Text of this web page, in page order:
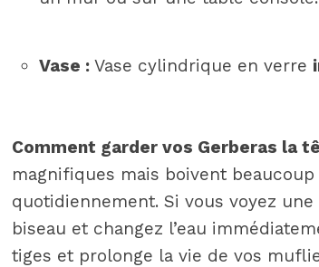
Vase :Vase cylindrique en verre
Comment garder vos Gerberas la
magnifiques mais boivent beaucoup
quotidiennement. Si vous voyez
biseau et changez l’eau
tiges et prolonge la vie de vos